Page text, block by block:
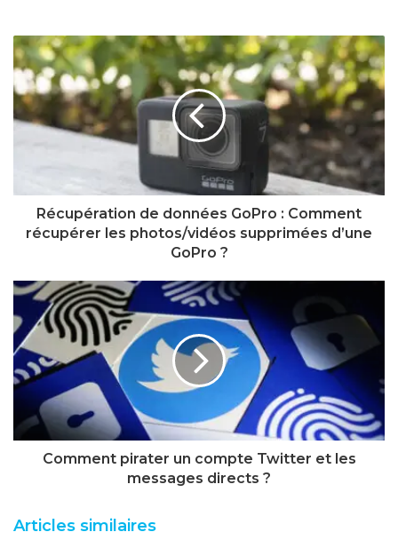
Récupération de données GoPro : Comment
récupérer les photos/vidéos supprimées d’une
GoPro ?
Comment pirater un compte Twitter et les
messages directs ?
Articles similaires